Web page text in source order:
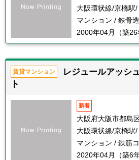
大阪環状線/京橋駅
マンション / 鉄骨造
2000年04月（築26
賃貸マンション
レジュールアッシ
ト
新着
大阪府大阪市都島
大阪環状線/京橋駅
マンション / 鉄筋
2020年04月（築6年